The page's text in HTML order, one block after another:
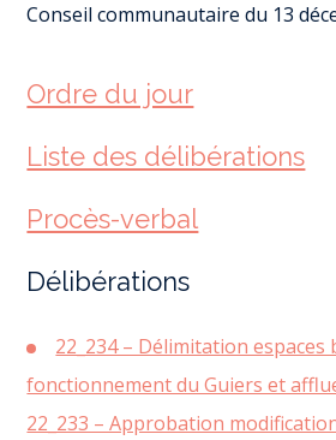
Conseil communautaire du 13
Ordre du jour
Liste des délibérations
Procès-verbal
Délibérations
22_234 – Délimitation espaces
fonctionnement du Guiers et
22_233 – Approbation